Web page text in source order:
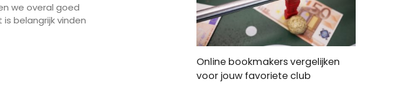
we overal goed
is belangrijk vinden
Online bookmakers vergelijken
voor jouw favoriete club